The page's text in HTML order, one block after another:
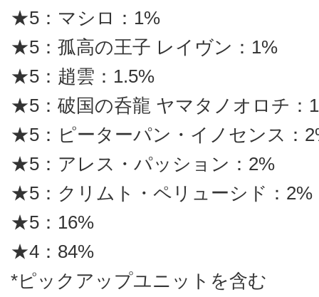
★5：マシロ：1%
★5：孤高の王子 レイヴン：1%
★5：趙雲：1.5%
★5：破国の呑龍 ヤマタノオロチ：
★5：ピーターパン・イノセンス：
★5：アレス・パッション：2%
★5：クリムト・ペリューシド：2%
★5：16%
★4：84%
*ピックアップユニットを含む